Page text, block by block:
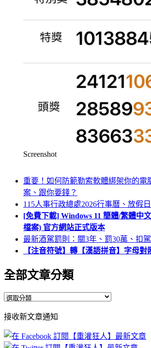
Screenshot
重要！如何防範勒索軟體綁架你的電
案、跟你要錢？
115人事行政總處2026行事曆、放假日
[免費下載] Windows 11 簡體/繁體中
檔案) 官方網站正式版本
最新酒駕罰則：關3年、罰30萬、扣
【注音符號】轉【漢語拼音】字母對
全部文章分類
全
文
章
分
接收新文章通知